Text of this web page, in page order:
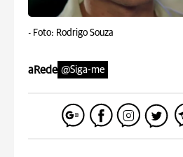
- Foto: Rodrigo Souza
aRede @Siga-me